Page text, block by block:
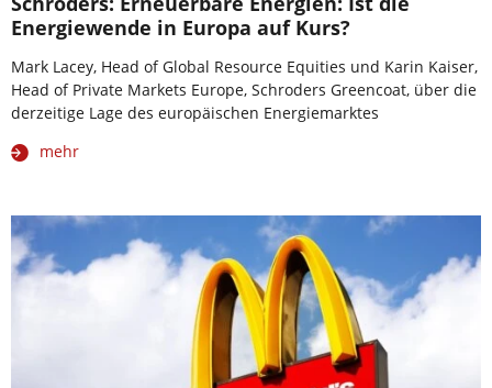
Energiewende in Europa auf Kurs?
Mark Lacey, Head of Global Resource Equities und Karin Kaiser,
Head of Private Markets Europe, Schroders Greencoat, über die
derzeitige Lage des europäischen Energiemarktes
mehr